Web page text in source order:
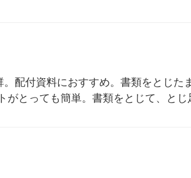
配付資料におすすめ。書類をとじ
がとっても簡単。書類をとじて、とじ